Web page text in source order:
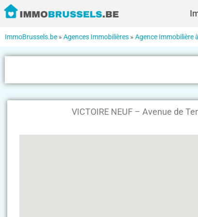
ImmoBrussels.be » Agences Immobilières » Agence Immobilière
VICTOIRE NEUF – Avenue de